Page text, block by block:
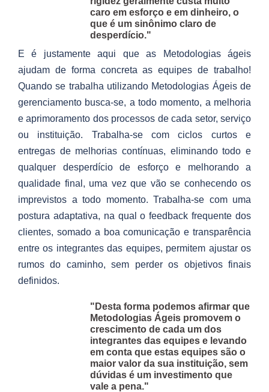
caro em esforço e em dinheiro, o
que é um sinônimo claro de
desperdício."
E é justamente aqui que as Metodologias ágeis
ajudam de forma concreta as equipes de trabalho!
Quando se trabalha utilizando Metodologias Ágeis de
gerenciamento busca-se, a todo momento, a melhoria
e aprimoramento dos processos de cada setor, serviço
ou instituição. Trabalha-se com ciclos curtos e
entregas de melhorias contínuas, eliminando todo e
qualquer desperdício de esforço e melhorando a
qualidade final, uma vez que vão se conhecendo os
imprevistos a todo momento. Trabalha-se com uma
postura adaptativa, na qual o feedback frequente dos
clientes, somado a boa comunicação e transparência
entre os integrantes das equipes, permitem ajustar os
rumos do caminho, sem perder os objetivos finais
definidos.
"Desta forma podemos afirmar que
Metodologias Ágeis promovem o
crescimento de cada um dos
integrantes das equipes e levando
em conta que estas equipes são o
maior valor da sua instituição, sem
dúvidas é um investimento que
vale a pena."